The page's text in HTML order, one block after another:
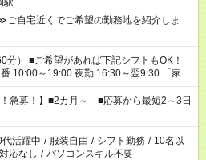
駅
自宅近くでご希望の勤務地を紹介しま
トもOK！
～19:00 夜勤 16:30～翌9:30 「家族
「余裕を持って夕飯の準備がしたい」
たくない」 など、ご希望を教えてください
の勤務時間。 合計で週40時間を超える場
！急募！】■2カ月～ ■応募から最短2～3日
活躍中 / 服装自由 / シフト勤務 / 10名以
応なし / パソコンスキル不要